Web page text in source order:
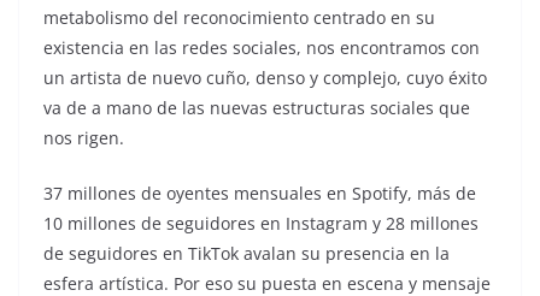
metabolismo del reconocimiento centrado en su
existencia en las redes sociales, nos encontramos con
un artista de nuevo cuño, denso y complejo, cuyo éxito
va de a mano de las nuevas estructuras sociales que
nos rigen.
37 millones de oyentes mensuales en Spotify, más de
10 millones de seguidores en Instagram y 28 millones
de seguidores en TikTok avalan su presencia en la
esfera artística. Por eso su puesta en escena y mensaje